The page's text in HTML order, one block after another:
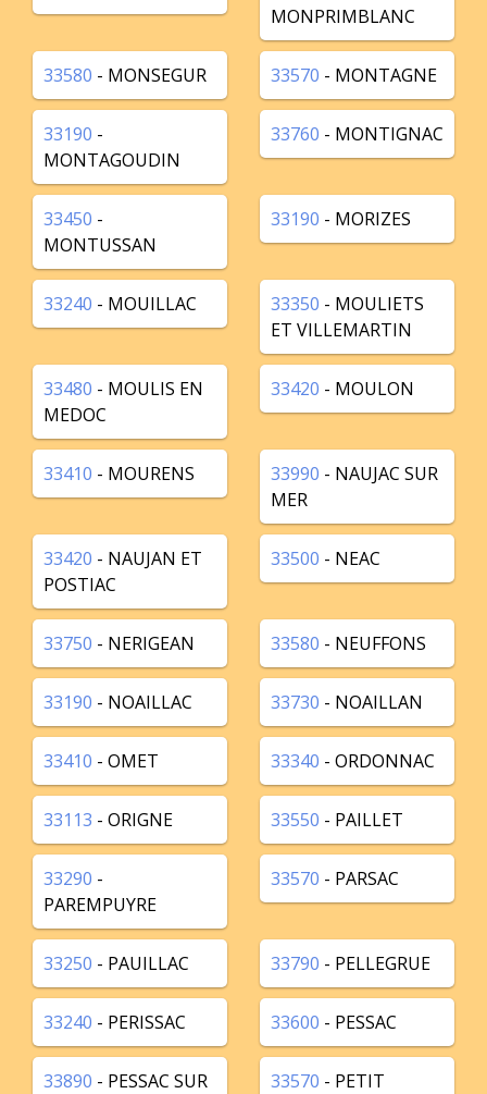
MONPRIMBLANC
33580 - MONSEGUR 33570 - MONTAGNE
33190 -
MONTAGOUDIN
33760 - MONTIGNAC
33450 -
MONTUSSAN
33190 - MORIZES
33240 - MOUILLAC 33350 - MOULIETS
ET VILLEMARTIN
33480 - MOULIS EN
MEDOC
33420 - MOULON
33410 - MOURENS 33990 - NAUJAC SUR
MER
33420 - NAUJAN ET
POSTIAC
33500 - NEAC
33750 - NERIGEAN 33580 - NEUFFONS
33190 - NOAILLAC 33730 - NOAILLAN
33410 - OMET 33340 - ORDONNAC
33113 - ORIGNE 33550 - PAILLET
33290 -
PAREMPUYRE
33570 - PARSAC
33250 - PAUILLAC 33790 - PELLEGRUE
33240 - PERISSAC 33600 - PESSAC
33890 - PESSAC SUR
33570 - PETIT